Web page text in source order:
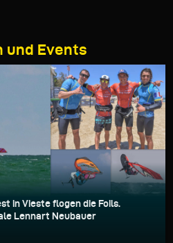
und Events
in Vieste flogen die Foils.
Lennart Neubauer